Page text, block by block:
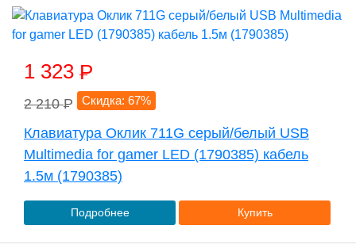
1 323 P
2 210P Скидка: 67%
Клавиатура Оклик 711G серый/белый USB
Multimedia for gamer LED (1790385) кабель
1.5м (1790385)
Подробнее Купить